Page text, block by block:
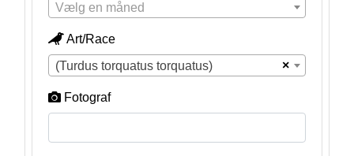
Vælg en måned
Art/Race
×
(Turdus torquatus torquatus)
Fotograf